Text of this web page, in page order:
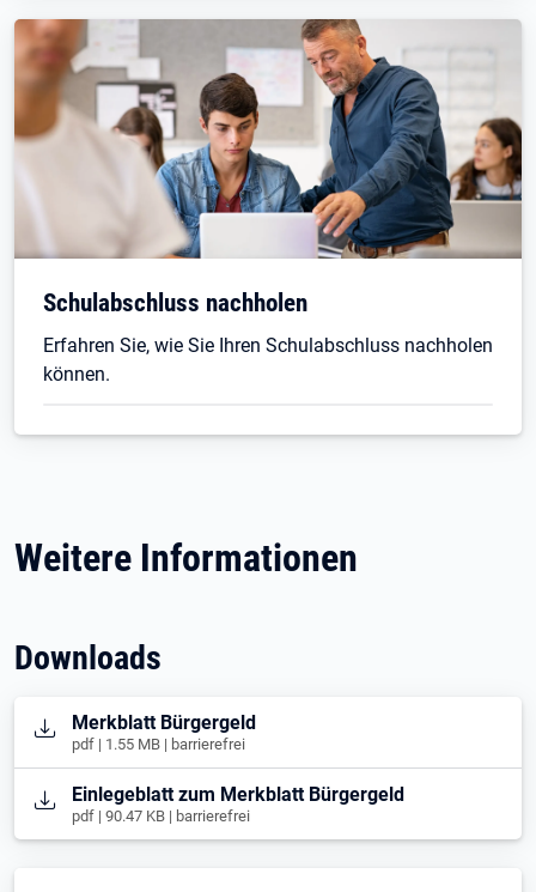
Schulabschluss nachholen
Erfahren Sie, wie Sie Ihren Schulabschluss nachholen
können.
Weitere Informationen
Downloads
Öffnet in neuem Tab
Merkblatt Bürgergeld
pdf | 1.55 MB | barrierefrei
Öffnet in neuem Tab
Einlegeblatt zum Merkblatt Bürgergeld
pdf | 90.47 KB | barrierefrei